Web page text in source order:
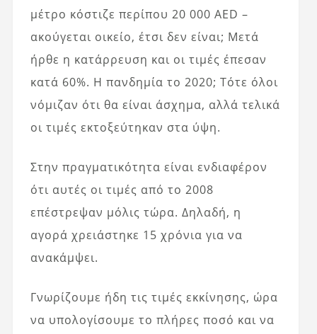
μέτρο κόστιζε περίπου 20 000 AED –
ακούγεται οικείο, έτσι δεν είναι; Μετά
ήρθε η κατάρρευση και οι τιμές έπεσαν
κατά 60%. Η πανδημία το 2020; Τότε όλοι
νόμιζαν ότι θα είναι άσχημα, αλλά τελικά
οι τιμές εκτοξεύτηκαν στα ύψη.
Στην πραγματικότητα είναι ενδιαφέρον
ότι αυτές οι τιμές από το 2008
επέστρεψαν μόλις τώρα. Δηλαδή, η
αγορά χρειάστηκε 15 χρόνια για να
ανακάμψει.
Γνωρίζουμε ήδη τις τιμές εκκίνησης, ώρα
να υπολογίσουμε το πλήρες ποσό και να